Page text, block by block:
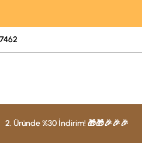
2. Üründe %30 İndirim! 🎁🎁🎉🎉🎉